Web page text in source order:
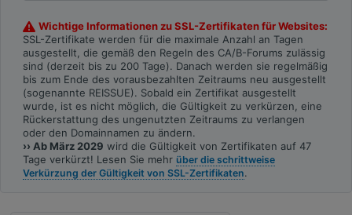
Wichtige Informationen zu SSL-Zertifikaten für Websites:
SSL-Zertifikate werden für die maximale Anzahl an Tagen
ausgestellt, die gemäß den Regeln des CA/B-Forums zulässig
sind (derzeit bis zu 200 Tage). Danach werden sie regelmäßig
bis zum Ende des vorausbezahlten Zeitraums neu ausgestellt
(sogenannte REISSUE). Sobald ein Zertifikat ausgestellt
wurde, ist es nicht möglich, die Gültigkeit zu verkürzen, eine
Rückerstattung des ungenutzten Zeitraums zu verlangen
oder den Domainnamen zu ändern.
›› Ab März 2029 wird die Gültigkeit von Zertifikaten auf 47
Tage verkürzt! Lesen Sie mehr über die schrittweise
Verkürzung der Gültigkeit von SSL-Zertifikaten.